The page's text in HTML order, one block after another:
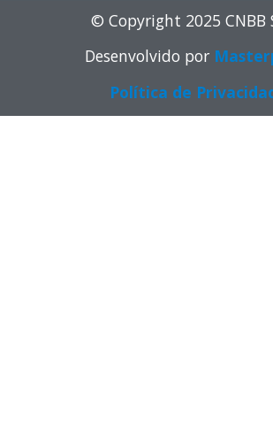
© Copyright 2025 CNBB
Desenvolvido por
Política de